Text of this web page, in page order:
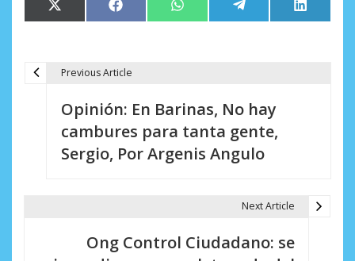
Compartir
en
X
(Twitter)
Compartir
en
Facebook Compartir
en
WhatsApp Compartir
en
Telegram
en
LinkedIn
Previous Article
Opinión: En Barinas, No hay
cambures para tanta gente,
Sergio, Por Argenis Angulo
Next Article
Ong Control Ciudadano: se